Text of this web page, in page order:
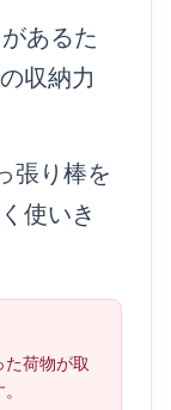
あるた
収納力
張り棒を
使いき
荷物が取